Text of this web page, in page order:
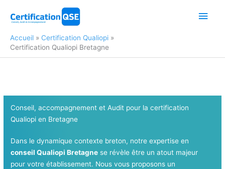
Accueil
Certification Qualiopi
Certification Qualiopi Bretagne
Conseil, accompagnement et Audit pour la certification
Qualiopi en Bretagne
Dans le dynamique contexte breton, notre expertise en
conseil Qualiopi Bretagne se révèle être un atout majeur
pour votre établissement. Nous vous proposons un